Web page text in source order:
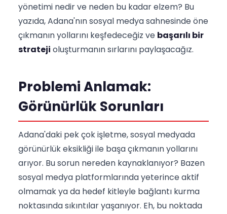
yönetimi nedir ve neden bu kadar elzem? Bu
yazıda, Adana'nın sosyal medya sahnesinde öne
çıkmanın yollarını keşfedeceğiz ve başarılı bir
strateji oluşturmanın sırlarını paylaşacağız.
Problemi Anlamak:
Görünürlük Sorunları
Adana'daki pek çok işletme, sosyal medyada
görünürlük eksikliği ile başa çıkmanın yollarını
arıyor. Bu sorun nereden kaynaklanıyor? Bazen
sosyal medya platformlarında yeterince aktif
olmamak ya da hedef kitleyle bağlantı kurma
noktasında sıkıntılar yaşanıyor. Eh, bu noktada